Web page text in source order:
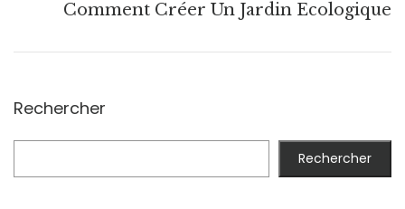
Rechercher
Rechercher
Comment Créer Un Jardin Écologique